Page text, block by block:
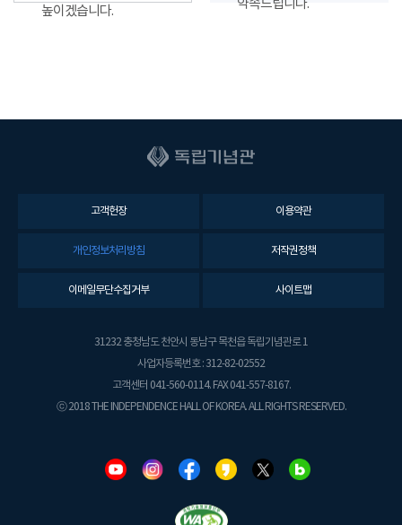
높이겠습니다.
약속드립니다.
고객헌장 이용약관
개인정보처리방침 저작권정책
이메일무단수집거부 사이트맵
31232 충청남도 천안시 동남구 목천읍 독립기념관로 1
사업자등록번호 : 312-82-02552
고객센터 041-560-0114. FAX 041-557-8167.
ⓒ 2018 THE INDEPENDENCE HALL OF KOREA. ALL RIGHTS RESERVED.